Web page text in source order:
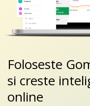
Foloseste
si creste
online